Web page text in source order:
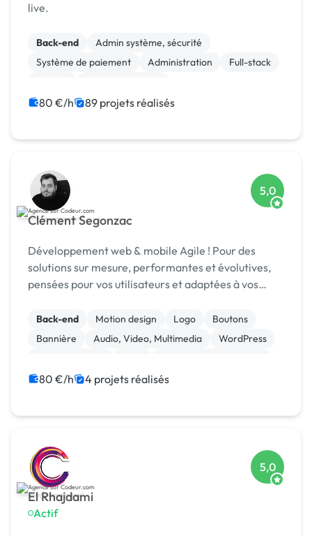
live.
Back-end
Admin système, sécurité
Système de paiement
Administration
Full-stack
Création de site internet
Integration HTML
80 €/h 89 projets réalisés
Clément Segonzac
5,0
Développement web & mobile Agile ! Pour des
solutions sur mesure, performantes et évolutives,
pensées pour vos utilisateurs et adaptées à vos
Back-end Motion design Logo
Boutons
Bannière
Audio, Video, Multimedia
WordPress
80 €/h 4 projets réalisés
El Rhajdami
Actif
5,0